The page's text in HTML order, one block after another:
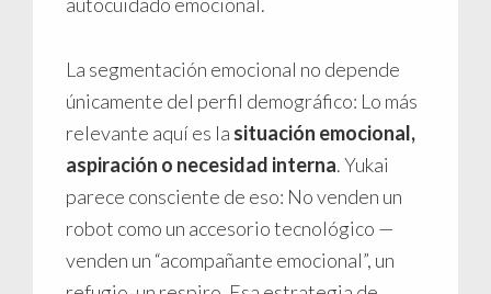
La segmentación emocional no depende
únicamente del perfil demográfico: Lo más
relevante aquí es la situación emocional,
aspiración o necesidad interna. Yukai
parece consciente de eso: No venden un
robot como un accesorio tecnológico —
venden un “acompañante emocional”, un